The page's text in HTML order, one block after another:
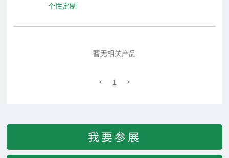
个性定制
暂无相关产品
< 1 >
我要参展